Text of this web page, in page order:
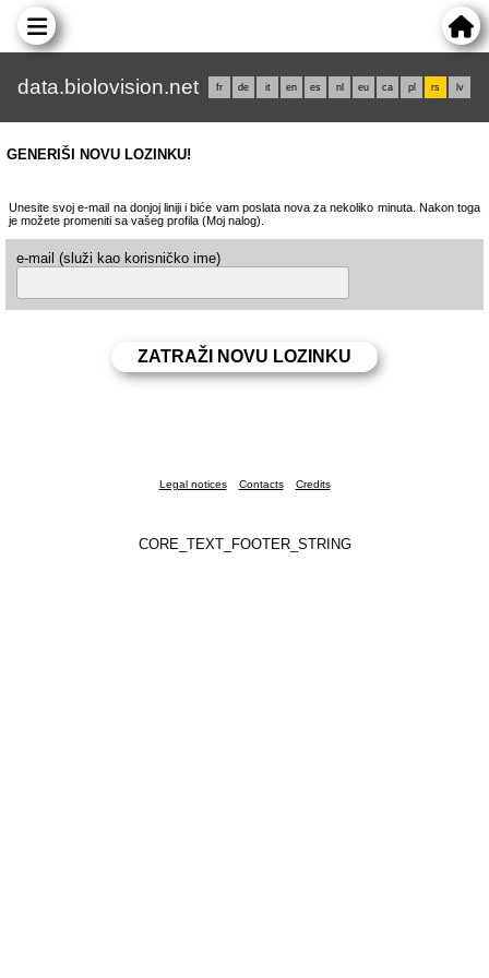
data.biolovision.net fr de it en es nl eu ca pl rs lv
GENERIŠI NOVU LOZINKU!
Unesite svoj e-mail na donjoj liniji i biće vam poslata nova za nekoliko minuta. Nakon toga
je možete promeniti sa vašeg profila (Moj nalog).
e-mail (služi kao korisničko ime)
Legal notices Contacts Credits
CORE_TEXT_FOOTER_STRING